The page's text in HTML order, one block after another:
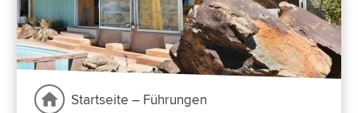
Startseite – Führungen